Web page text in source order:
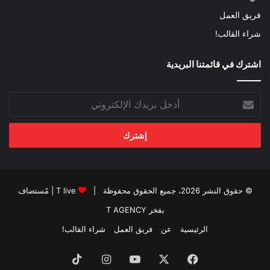
فريق العمل
شراء القالب!
اشترك في قائمتنا البريدية
بريدك
الإلكتروني
© حقوق النشر 2026، جميع الحقوق محفوظة | T live | مُستضاف
بفخر T AGENCY
الرئيسية
عن فريق العمل شراء القالب!
فيسبوك ‫YouTubeانستقرام